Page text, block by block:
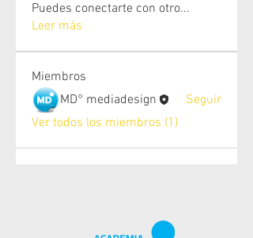
Puedes conectarte con otro...
Leer más
Miembros
MD° mediadesign
Seguir
Ver todos los miembros (1)